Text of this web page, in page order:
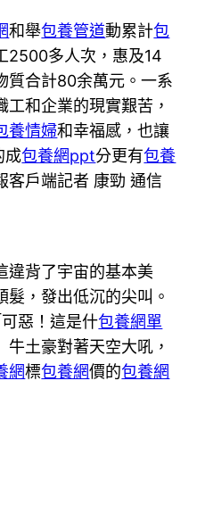
和舉包養管道動累計包
2500多人次，惠及14
質合計80余萬元。一系
和企業的現實艱苦，
養情婦和幸福感，也讓
成包養網ppt分更有包養
客戶端記者 康勁 通信
違背了宇宙的基本美
，發出低沉的尖叫。
可惡！這是什包養網單
土豪對著天空大吼，
網標包養網價的包養網